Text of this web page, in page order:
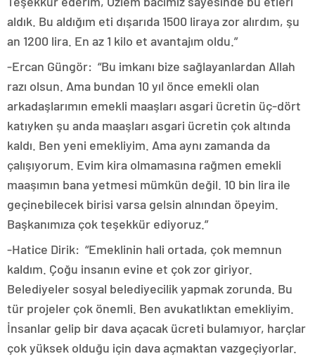
aldık. Bu aldığım eti dışarıda 1500 liraya zor alırdım, şu
an 1200 lira. En az 1 kilo et avantajım oldu.”
-Ercan Güngör: “Bu imkanı bize sağlayanlardan Allah
razı olsun. Ama bundan 10 yıl önce emekli olan
arkadaşlarımın emekli maaşları asgari ücretin üç-dört
katıyken şu anda maaşları asgari ücretin çok altında
kaldı. Ben yeni emekliyim. Ama aynı zamanda da
çalışıyorum. Evim kira olmamasına rağmen emekli
maaşımın bana yetmesi mümkün değil. 10 bin lira ile
geçinebilecek birisi varsa gelsin alnından öpeyim.
Başkanımıza çok teşekkür ediyoruz.”
-Hatice Dirik: “Emeklinin hali ortada, çok memnun
kaldım. Çoğu insanın evine et çok zor giriyor.
Belediyeler sosyal belediyecilik yapmak zorunda. Bu
tür projeler çok önemli. Ben avukatlıktan emekliyim.
İnsanlar gelip bir dava açacak ücreti bulamıyor, harçlar
çok yüksek olduğu için dava açmaktan vazgeçiyorlar.